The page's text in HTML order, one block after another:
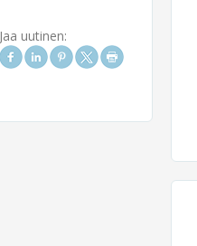
Jaa uutinen: